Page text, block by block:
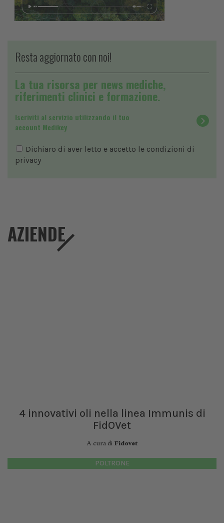
Resta aggiornato con noi!
La tua risorsa per news mediche,
riferimenti clinici e formazione.
Iscriviti al servizio utilizzando il tuo
account Medikey
Dichiaro di aver letto e accetto le condizioni di
privacy
AZIENDE
4 innovativi oli nella linea Immunis di
FidOVet
A cura di Fidovet
POLTRONE